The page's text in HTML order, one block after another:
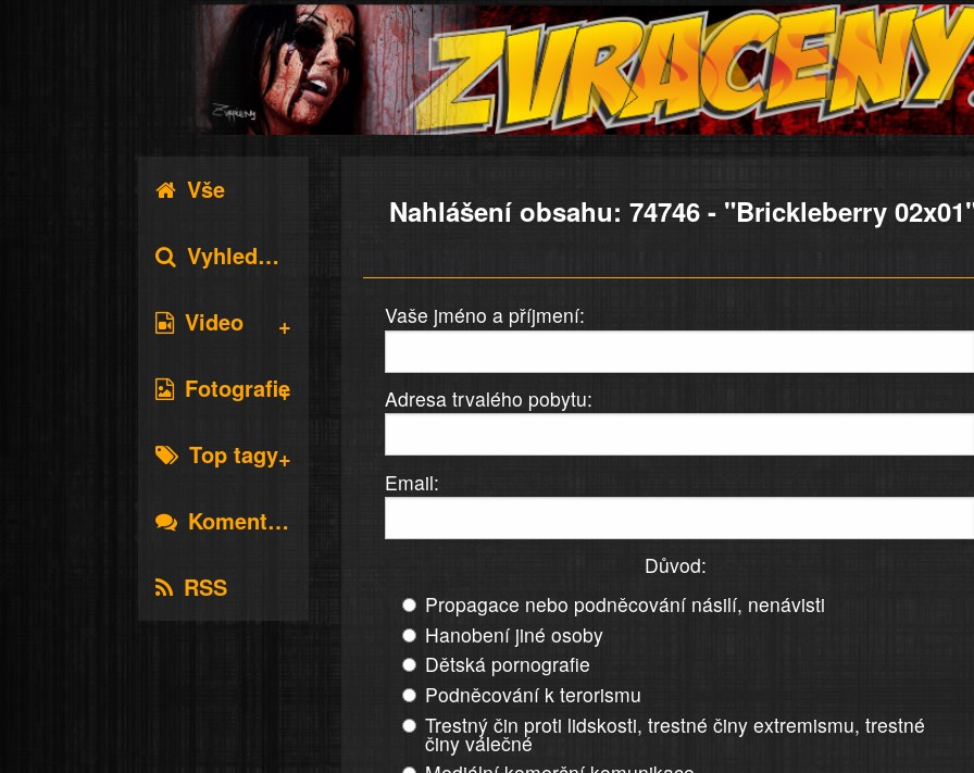
Vše
Vyhledávání
Video
Fotografie
Top tagy
Komentáře
RSS
Nahlášení obsahu: 74746 - "Brickleberry
Vaše jméno a příjmení:
Adresa trvalého pobytu:
Email:
Důvod:
Propagace nebo podněcování násilí, nenávisti
Hanobení jiné osoby
Dětská pornografie
Podněcování k terorismu
Trestný čin proti lidskosti, trestné činy extremismu, trestné
činy válečné